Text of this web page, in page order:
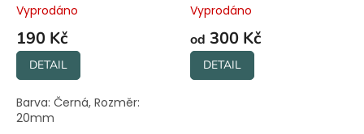
Vyprodáno
190 Kč
DETAIL
Barva: Černá, Rozměr:
20mm
Vyprodáno
od 300 Kč
DETAIL